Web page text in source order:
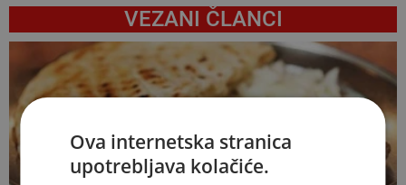
VEZANI ČLANCI
Ova internetska stranica
upotrebljava kolačiće.